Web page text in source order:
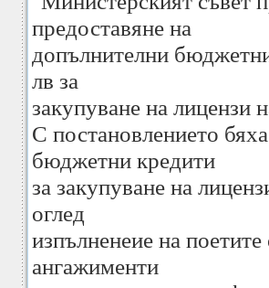
предоставяне на
допълнителни
лв за
закупуване на лицензи
С постановлението
бюджетни кредити
за закупуване на
оглед
изпълненеие на
ангажименти